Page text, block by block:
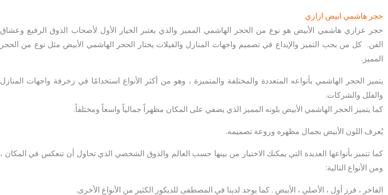
حجر هاشمي ابيض ازازي
حجر عزازي هاشمي الأبيض هو نوع من الحجر الهاشمي المميز والذي يعتبر الخيار الأول لأصحاب الذوق الرفيع وعشاق
الفن. كل من يحب التميز والإبداع في تصميم واجهات المنازل والفيلات يختار الحجر الهاشمي الأبيض مثل نوع من الحجر
المميز.
يتميز الحجر الهاشمي بأنواعه المتعددة والمختلفة والمتميزة ، وهو من أكثر الأنواع استخدامًا في زخرفة واجهات المنازل
والفلل والشركات.
كما يتميز الحجر الهاشمي الأبيض بلونه المميز الذي يضفي على المكان مظهراً جمالياً واسعاً ومختلفاً.
يُعرف اللون الأبيض بجمال مظهره وروعة تصميمه.
كما تتميز بأنواعها العديدة التي يمكنك الاختيار من بينها حسب العالم والذوق الشخصي الذي تحاول أن تنعكس في المكان ،
ومن الأنواع التالية:
الفاخر ، فرز أول ، الأصلي ، الأبيض . كما يوجد لدينا في المصطفى للديكور الكثير من الأنواع الأخرى.